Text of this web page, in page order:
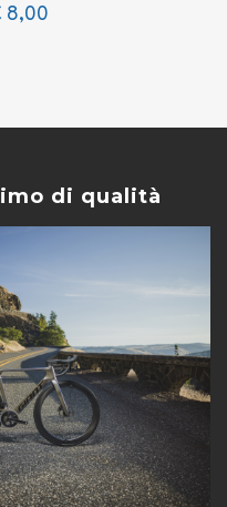
8,00
di qualità